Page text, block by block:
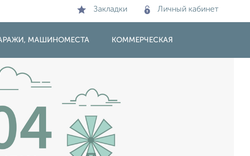
Закладки Личный кабинет
МАШИНОМЕСТА КОММЕРЧЕСКАЯ